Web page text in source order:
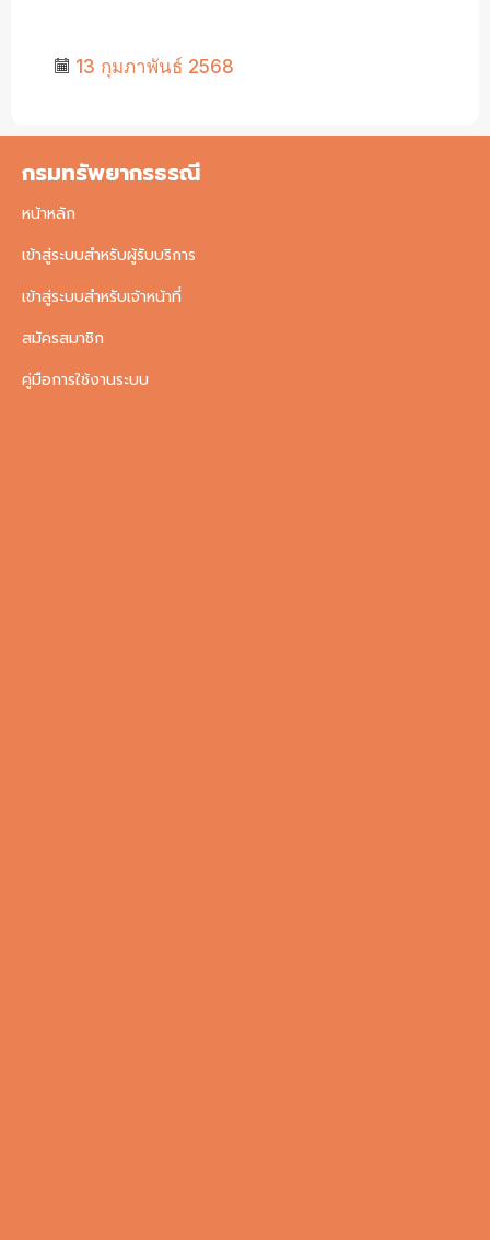
13 กุมภาพันธ์ 2568
กรมทรัพยากรธรณี
หน้าหลัก
เข้าสู่ระบบสำหรับผู้รับบริการ
เข้าสู่ระบบสำหรับเจ้าหน้าที่
สมัครสมาชิก
คู่มือการใช้งานระบบ